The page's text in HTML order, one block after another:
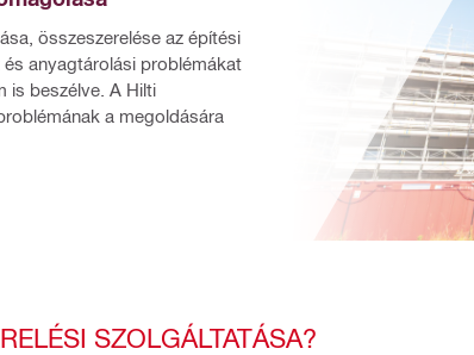
összeszerelése az építési
anyagtárolási problémákat
is beszélve. A Hilti
a megoldására
SZOLGÁLTATÁSA?